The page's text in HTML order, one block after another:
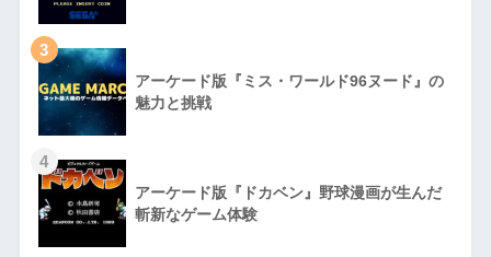
3
アーケード版『ミス・ワールド96ヌード』の
魅力と挑戦
4
アーケード版『ドカベン』野球漫画が生んだ
斬新なゲーム体験